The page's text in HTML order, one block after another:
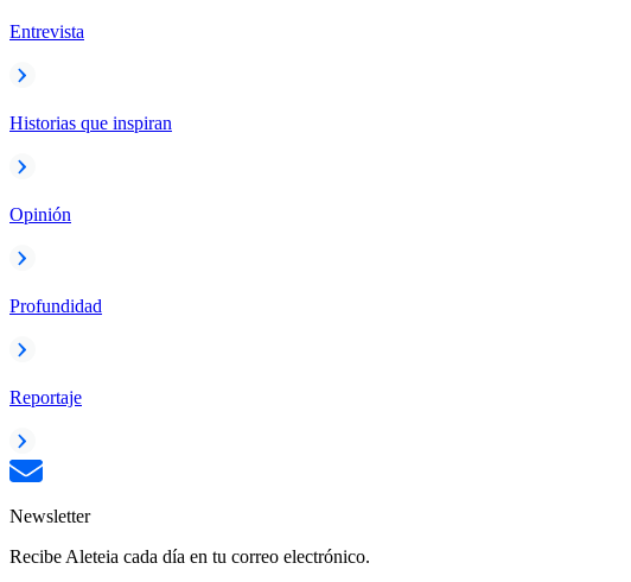
Entrevista
Historias que inspiran
Opinión
Profundidad
Reportaje
Newsletter
Recibe Aleteia cada día en tu correo electrónico.